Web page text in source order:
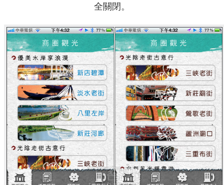
全關閉。